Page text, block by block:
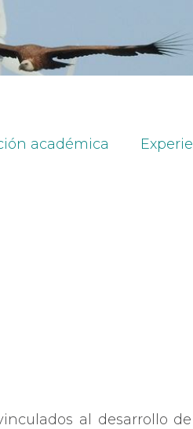
académica
al desarrollo